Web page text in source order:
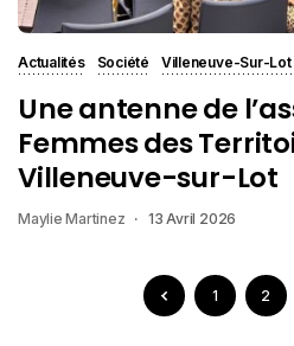
Actualités Société Villeneuve-Sur-Lot
Une antenne de
Femmes des
Villeneuve-sur-Lot
Maylie Martinez 13 Avril 2026
1 2